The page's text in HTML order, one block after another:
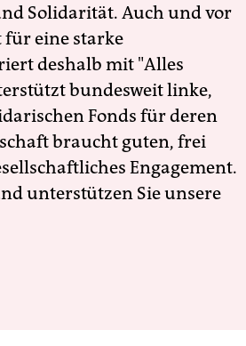
Solidarität. Auch und vor
für eine starke
deshalb mit "Alles
bundesweit linke,
Fonds für deren
braucht guten, frei
Engagement.
unterstützen Sie unsere